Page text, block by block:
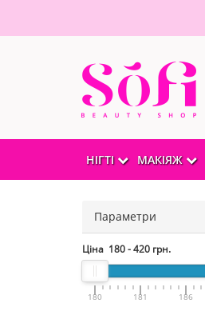
НІГТІ МАКІЯЖ
Параметри
Ціна 180-420 грн.
180 181 186